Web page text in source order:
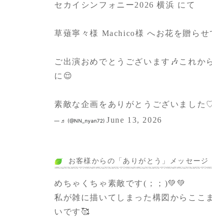
セカイシンフォニー2026 横浜 にて
草薙寧々様 Machico様 へお花を贈らせ
ご出演おめでとうございます🎶これか
に😌
素敵な企画をありがとうございまし
— ♬ (@NN_nyan72) June 13, 2026
お客様からの「ありがとう」メッセージ
めちゃくちゃ素敵です(；；)💚💚
私が雑に描いてしまった構図からここ
いです🥰